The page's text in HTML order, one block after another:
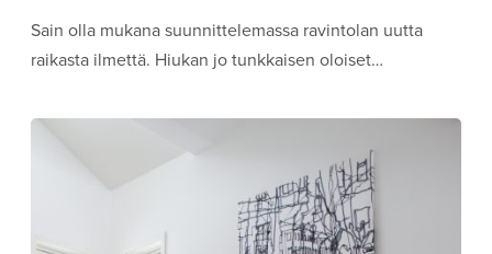
Sain olla mukana suunnittelemassa ravintolan uutta
raikasta ilmettä. Hiukan jo tunkkaisen oloiset…